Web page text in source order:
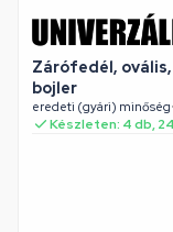
Zárófedél,
bojler
eredeti (gyári) minőség•
Készleten: 4 db,